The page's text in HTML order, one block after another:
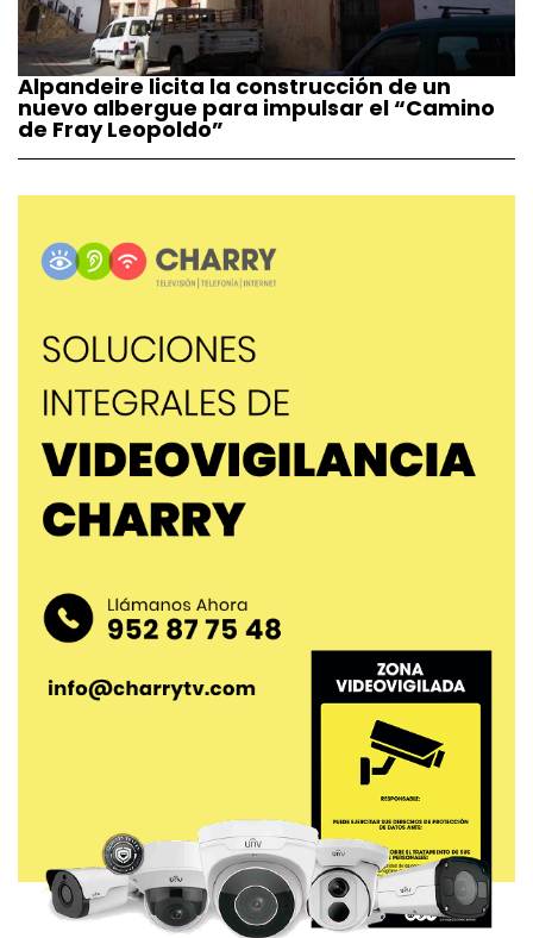
Alpandeire licita la construcción de un
nuevo albergue para impulsar el “Camino
de Fray Leopoldo”